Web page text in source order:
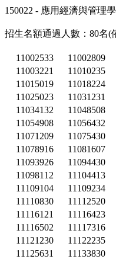
150022 - 應用經濟與管理
招生名額通過人數：80名(
11002533 11002809
11003221
11010235
11015019
11018224
11025023
11031231
11034132
11048508
11054908
11056432
11071209
11075430
11078916
11081607
11093926
11094430
11098112
11104413
11109104
11109234
11110830
11112520
11116121
11116423
11116502
11117316
11121230
11122235
11125631
11133830